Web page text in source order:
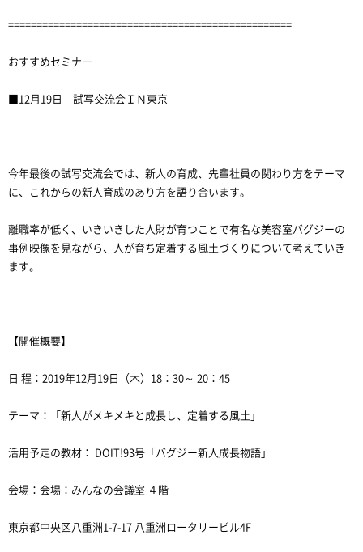
==================================================
おすすめセミナー
■12月19日 試写交流会ＩＮ東京
今年最後の試写交流会では、新人の育成、先輩社員の関わり方をテーマ
に、これからの新人育成のあり方を語り合います。
離職率が低く、いきいきした人財が育つことで有名な美容室バグジーの
事例映像を見ながら、人が育ち定着する風土づくりについて考えていき
ます。
【開催概要】
日 程：2019年12月19日（木）18：30～ 20：45
テーマ：「新人がメキメキと成長し、定着する風土」
活用予定の教材： DOIT!93号「バグジー新人成長物語」
会場：会場：みんなの会議室 ４階
東京都中央区八重洲1-7-17 八重洲ロータリービル4F